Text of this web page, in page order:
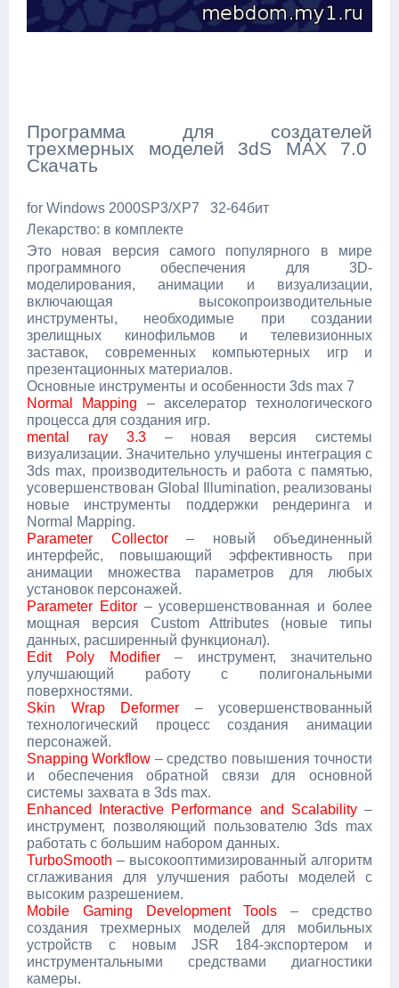
Программа для создателей
трехмерных моделей 3dS MAX 7.0
Скачать
for Windows 2000SP3/XP7 32-64бит
Лекарство: в комплекте
Это новая версия самого популярного в мире
программного обеспечения для 3D-
моделирования, анимации и визуализации,
включающая высокопроизводительные
инструменты, необходимые при создании
зрелищных кинофильмов и телевизионных
заставок, современных компьютерных игр и
презентационных материалов.
Основные инструменты и особенности 3ds max 7
Normal Mapping – акселератор технологического
процесса для создания игр.
mental ray 3.3– новая версия системы
визуализации. Значительно улучшены интеграция с
3ds max, производительность и работа с памятью,
усовершенствован Global Illumination, реализованы
новые инструменты поддержки рендеринга и
Normal Mapping.
Parameter Collector– новый объединенный
интерфейс, повышающий эффективность при
анимации множества параметров для любых
установок персонажей.
Parameter Editor– усовершенствованная и более
мощная версия Custom Attributes (новые типы
данных, расширенный функционал).
Edit Poly Modifier– инструмент, значительно
улучшающий работу с полигональными
поверхностями.
Skin Wrap Deformer – усовершенствованный
технологический процесс создания анимации
персонажей.
Snapping Workflow – средство повышения точности
и обеспечения обратной связи для основной
системы захвата в 3ds max.
Enhanced Interactive Performance and Scalability–
инструмент, позволяющий пользователю 3ds max
работать с большим набором данных.
TurboSmooth – высокооптимизированный алгоритм
сглаживания для улучшения работы моделей с
высоким разрешением.
Mobile Gaming Development Tools – средство
создания трехмерных моделей для мобильных
устройств с новым JSR 184-экспортером и
инструментальными средствами диагностики
камеры.